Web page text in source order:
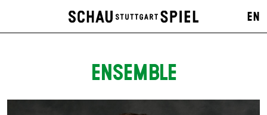
EN
ENSEMBLE